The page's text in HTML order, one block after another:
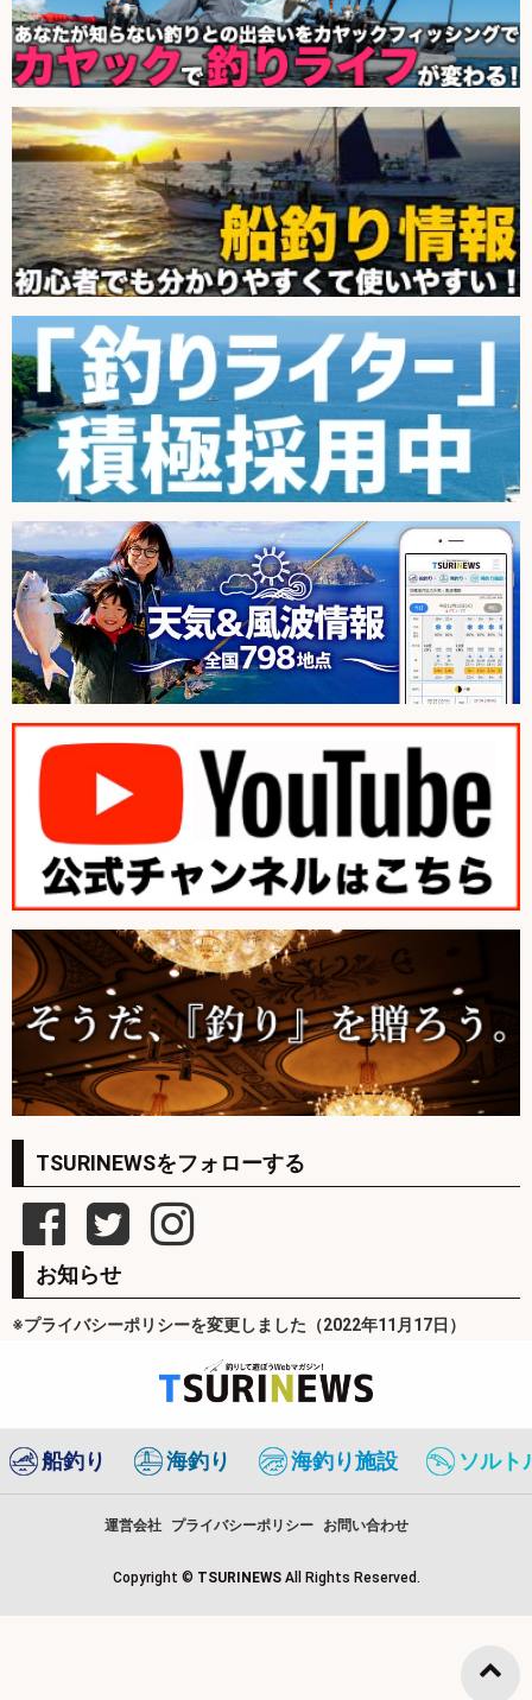
TSURINEWSをフォローする
お知らせ
※プライバシーポリシーを変更しました（2022年11月17日）
船釣り 海釣り 海釣り施設 ソルト
運営会社 プライバシーポリシー お問い合わせ
Copyright © TSURINEWS All Rights Reserved.